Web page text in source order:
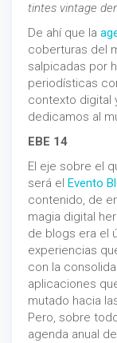
tintes vintage
De ahí que la
coberturas del
salpicadas por
periodísticas
contexto digital
dedicamos al
EBE 14
El eje sobre el
será el Evento
contenido, de
magia digital
de blogs era el
experiencias
con la
aplicaciones
mutado hacia
Pero, sobre
agenda anual